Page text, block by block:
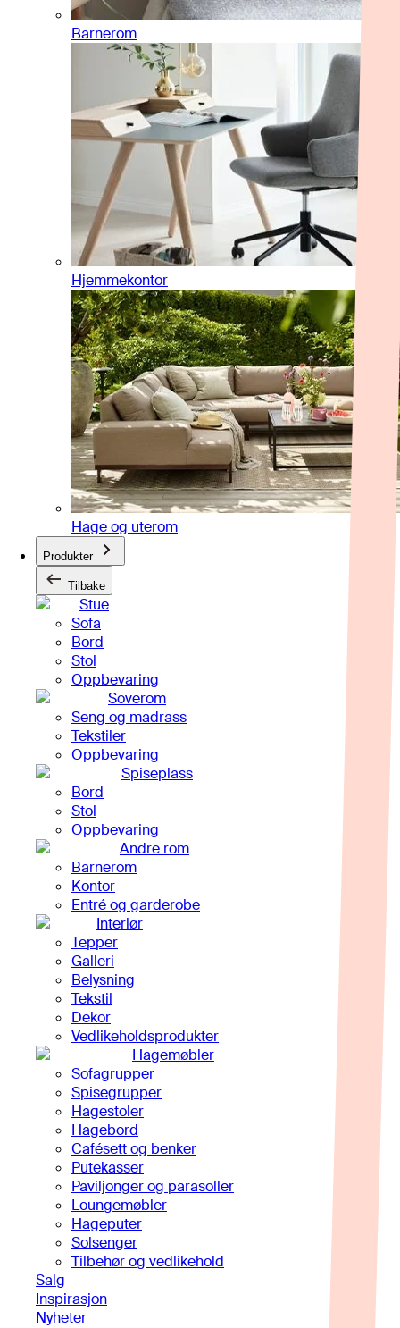
Barnerom
Hjemmekontor
Hage og uterom
Produkter
Tilbake
Stue
Sofa
Bord
Stol
Oppbevaring
Soverom
Seng og madrass
Tekstiler
Oppbevaring
Spiseplass
Bord
Stol
Oppbevaring
Andre rom
Barnerom
Kontor
Entré og garderobe
Interiør
Tepper
Galleri
Belysning
Tekstil
Dekor
Vedlikeholdsprodukter
Hagemøbler
Sofagrupper
Spisegrupper
Hagestoler
Hagebord
Cafésett og benker
Putekasser
Paviljonger og parasoller
Loungemøbler
Hageputer
Solsenger
Tilbehør og vedlikehold
Salg
Inspirasjon
Nyheter